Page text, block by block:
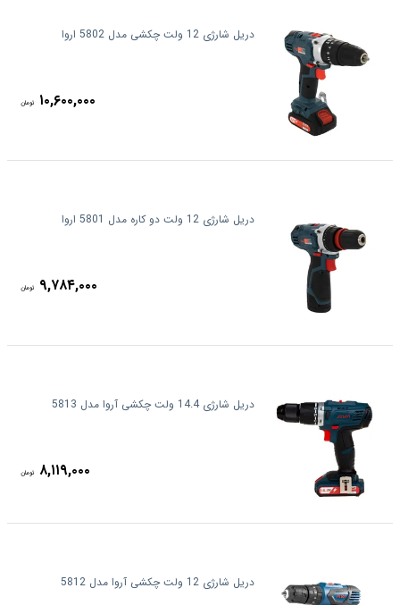
دریل شارژی 12 ولت چکشی مدل 5802 اروا
۱۰,۶۰۰,۰۰۰ تومان
دریل شارژی 12 ولت دو کاره مدل 5801 اروا
۹,۷۸۴,۰۰۰ تومان
دریل شارژی 14.4 ولت چکشی آروا مدل 5813
۸,۱۱۹,۰۰۰ تومان
دریل شارژی 12 ولت چکشی آروا مدل 5812